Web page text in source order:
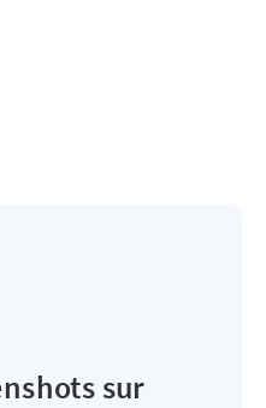
sur